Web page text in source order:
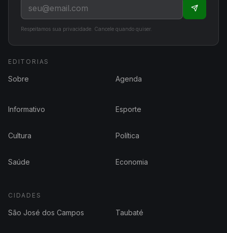
Respeitamos sua privacidade. Cancele quando quiser.
EDITORIAS
Sobre Agenda
Informativo Esporte
Cultura Política
Saúde Economia
CIDADES
São José dos Campos Taubaté